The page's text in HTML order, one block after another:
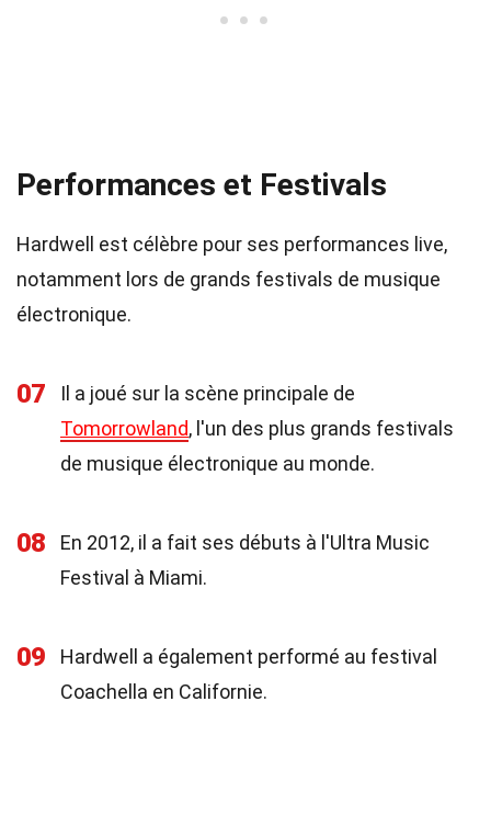
Performances et Festivals
Hardwell est célèbre pour ses performances live,
notamment lors de grands festivals de musique
électronique.
07
Il a joué sur la scène principale de
Tomorrowland, l'un des plus grands festivals
de musique électronique au monde.
08
En 2012, il a fait ses débuts à l'Ultra Music
Festival à Miami.
09
Hardwell a également performé au festival
Coachella en Californie.